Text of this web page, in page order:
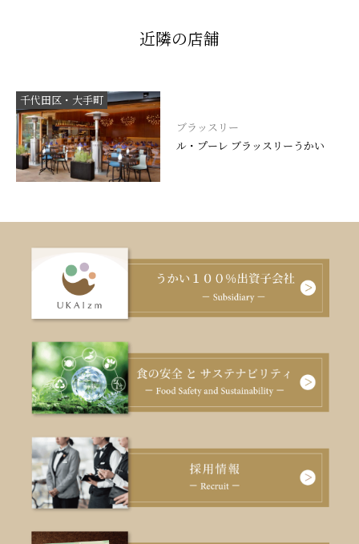
近隣の店舗
千代田区・大手町
ブラッスリー
ル・プーレ ブラッスリーうかい